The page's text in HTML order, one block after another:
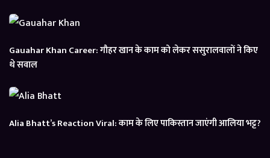
Gauahar Khan Career: गौहर खान के काम को लेकर ससुरालवालों ने किए
थे सवाल
Alia Bhatt’s Reaction Viral: काम के लिए पाकिस्तान जाएंगी आलिया भट्ट?